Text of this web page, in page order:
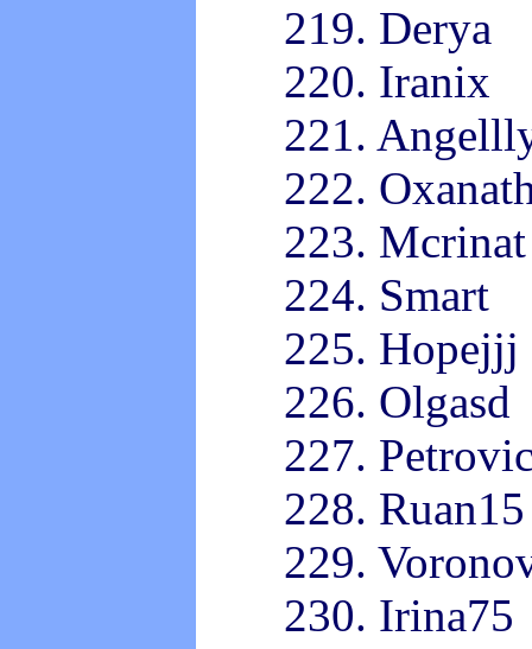
219. Derya
220. Iranix
221.
222.
223. Mcrinat
224. Smart
225. Hopejjj
226. Olgasd
227.
228. Ruan15
229.
230. Irina75